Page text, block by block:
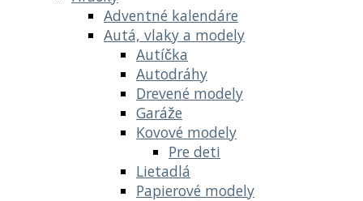
Adventné kalendáre
Autá, vlaky a modely
Autíčka
Autodráhy
Drevené modely
Garáže
Kovové modely
Pre deti
Lietadlá
Papierové modely